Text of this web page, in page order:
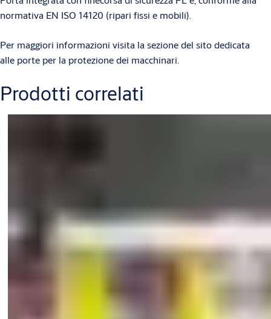
normativa EN ISO 14120 (ripari fissi e mobili).
Per maggiori informazioni visita la sezione del sito dedicata
alle porte per la protezione dei macchinari.
Prodotti correlati